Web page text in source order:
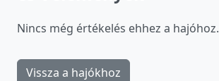
Nincs még értékelés ehhez a hajóhoz.
Vissza a hajókhoz